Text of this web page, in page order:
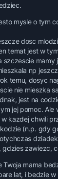
mysle o tym
dosc
temat jest w
szczescie mamy
np
temu, dosyc
nie mieszka
jest na
jej pomoc. Ale
kazdej chwili
(n.p. gdy
gdzies zawiezc,
Twoja mama
lat, i bedzie